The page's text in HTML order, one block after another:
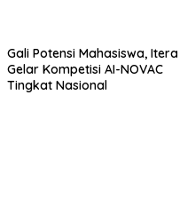
Gali Potensi Mahasiswa, Itera
Gelar Kompetisi AI-NOVAC
Tingkat Nasional